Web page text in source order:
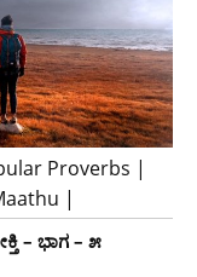
Proverbs |
|
– ಭಾಗ – ೫